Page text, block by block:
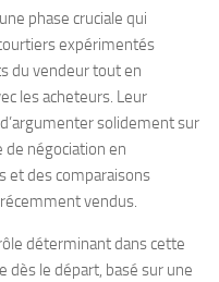
phase cruciale qui
expérimentés
du vendeur tout en
les acheteurs. Leur
solidement sur
négociation en
et des comparaisons
vendus.
déterminant dans cette
dès le départ, basé sur une